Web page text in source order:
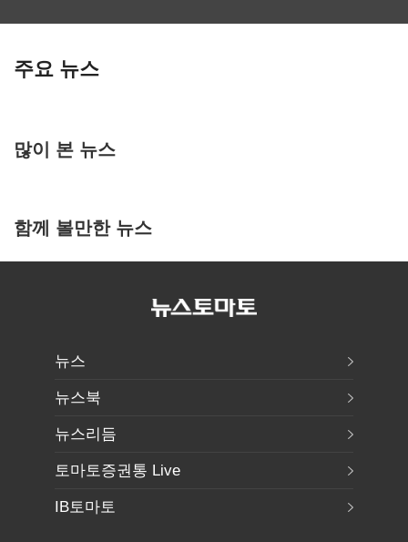
주요 뉴스
많이 본 뉴스
함께 볼만한 뉴스
뉴스
뉴스북
뉴스리듬
토마토증권통 Live
IB토마토